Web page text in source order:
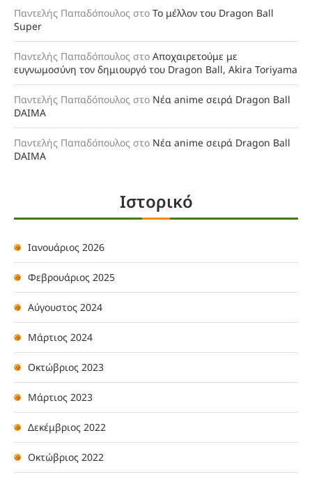
Παντελής Παπαδόπουλος στο Το μέλλον του Dragon Ball
Super
Παντελής Παπαδόπουλος στο Αποχαιρετούμε με
ευγνωμοσύνη τον δημιουργό του Dragon Ball, Akira Toriyama
Παντελής Παπαδόπουλος στο Νέα anime σειρά Dragon Ball
DAIMA
Παντελής Παπαδόπουλος στο Νέα anime σειρά Dragon Ball
DAIMA
Ιστορικό
Ιανουάριος 2026
Φεβρουάριος 2025
Αύγουστος 2024
Μάρτιος 2024
Οκτώβριος 2023
Μάρτιος 2023
Δεκέμβριος 2022
Οκτώβριος 2022